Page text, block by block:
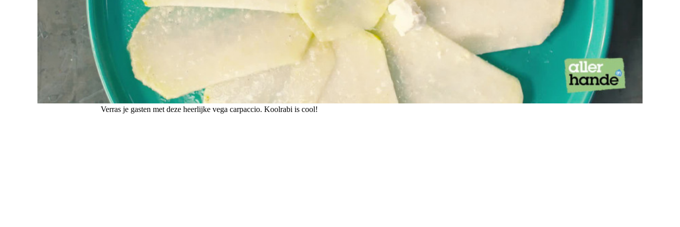
Verras je gasten met deze heerlijke vega carpaccio. Koolrabi is cool!